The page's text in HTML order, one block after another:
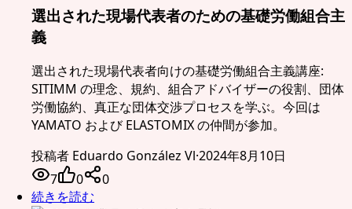
選出された現場代表者のための基礎労働組合主
義
選出された現場代表者向けの基礎労働組合主義講座:
SITIMM の理念、規約、組合アドバイザーの役割、団体
労働協約、真正な団体交渉プロセスを学ぶ。今回は
YAMATO および ELASTOMIX の仲間が参加。
投稿者 Eduardo González Vl·2024年8月10日
7
0
0
続きを読む